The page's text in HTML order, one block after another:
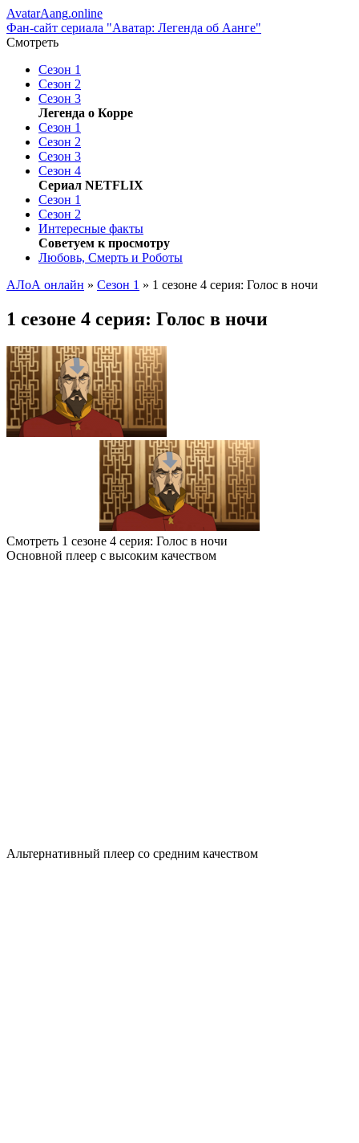
AvatarAang.online
Фан-сайт сериала "Аватар: Легенда об Аанге"
Смотреть
Сезон 1
Сезон 2
Сезон 3
Легенда о Корре
Сезон 1
Сезон 2
Сезон 3
Сезон 4
Сериал NETFLIX
Сезон 1
Сезон 2
Интересные факты
Советуем к просмотру
Любoвь, Cмeрть и Poбoты
АЛоА онлайн » Сезон 1 » 1 сезоне 4 серия: Голос в ночи
1 сезоне 4 серия: Голос в ночи
Смотреть 1 сезоне 4 серия: Голос в ночи
Основной плеер с высоким качеством
Альтернативный плеер со средним качеством